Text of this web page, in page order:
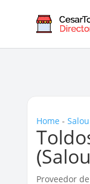
Home - Salou
Proveedor